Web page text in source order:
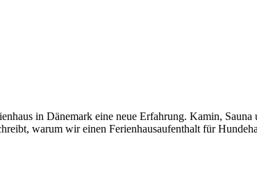
in Dänemark eine neue Erfahrung. Kamin,
warum wir einen Ferienhausaufenthalt für